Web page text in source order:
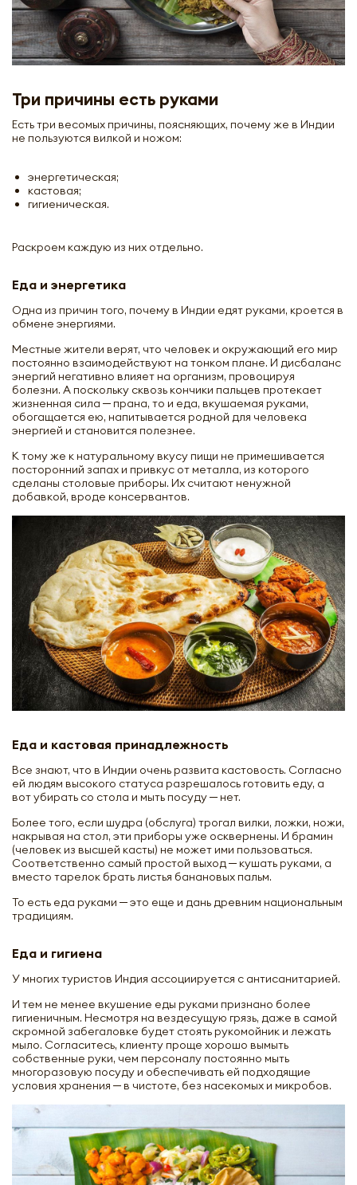
Три причины есть руками
Есть три весомых причины, поясняющих, почему же в Индии
не пользуются вилкой и ножом:
энергетическая;
кастовая;
гигиеническая.
Раскроем каждую из них отдельно.
Еда и энергетика
Одна из причин того, почему в Индии едят руками, кроется в
обмене энергиями.
Местные жители верят, что человек и окружающий его мир
постоянно взаимодействуют на тонком плане. И дисбаланс
энергий негативно влияет на организм, провоцируя
болезни. А поскольку сквозь кончики пальцев протекает
жизненная сила ─ прана, то и еда, вкушаемая руками,
обогащается ею, напитывается родной для человека
энергией и становится полезнее.
К тому же к натуральному вкусу пищи не примешивается
посторонний запах и привкус от металла, из которого
сделаны столовые приборы. Их считают ненужной
добавкой, вроде консервантов.
Еда и кастовая принадлежность
Все знают, что в Индии очень развита кастовость. Согласно
ей людям высокого статуса разрешалось готовить еду, а
вот убирать со стола и мыть посуду ─ нет.
Более того, если шудра (обслуга) трогал вилки, ложки, ножи,
накрывая на стол, эти приборы уже осквернены. И брамин
(человек из высшей касты) не может ими пользоваться.
Соответственно самый простой выход ─ кушать руками, а
вместо тарелок брать листья банановых пальм.
То есть еда руками ─ это еще и дань древним национальным
традициям.
Еда и гигиена
У многих туристов Индия ассоциируется с антисанитарией.
И тем не менее вкушение еды руками признано более
гигиеничным. Несмотря на вездесущую грязь, даже в самой
скромной забегаловке будет стоять рукомойник и лежать
мыло. Согласитесь, клиенту проще хорошо вымыть
собственные руки, чем персоналу постоянно мыть
многоразовую посуду и обеспечивать ей подходящие
условия хранения ─ в чистоте, без насекомых и микробов.